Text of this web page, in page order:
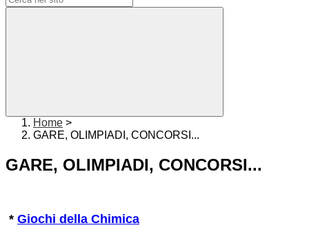
Home >
GARE, OLIMPIADI, CONCORSI...
GARE, OLIMPIADI, CONCORSI...
* Giochi della Chimica